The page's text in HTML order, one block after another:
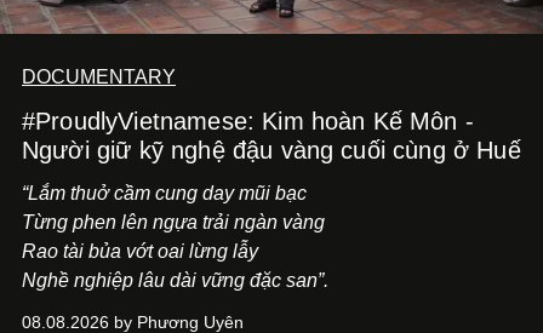
DOCUMENTARY
#ProudlyVietnamese: Kim hoàn Kế Môn -
Người giữ kỹ nghệ đậu vàng cuối cùng ở Huế
“Lắm thuở cầm cung day mũi bạc
Từng phen lên ngựa trải ngàn vàng
Rao tài bủa vớt oai lừng lẫy
Nghề nghiệp lâu dài vững đặc san”.
08.08.2026 by Phương Uyên